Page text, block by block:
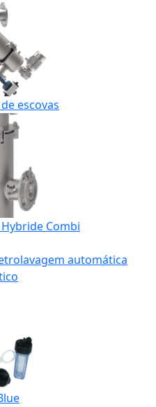
escovas
Combi
automática